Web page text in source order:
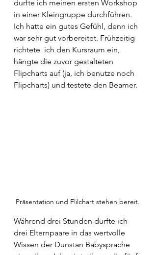
durfte ich meinen ersten Workshop
in einer Kleingruppe durchführen.
Ich hatte ein gutes Gefühl, denn ich
war sehr gut vorbereitet. Frühzeitig
richtete  ich den Kursraum ein,
hängte die zuvor gestalteten
Flipcharts auf (ja, ich benutze noch
Flipcharts) und testete den Beamer.
Präsentation und Flilchart stehen bereit.
Während drei Stunden durfte ich
drei Elternpaare in das wertvolle
Wissen der Dunstan Babysprache